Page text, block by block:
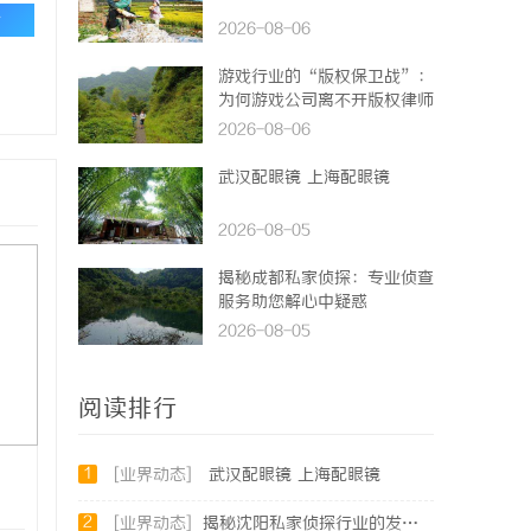
2026-08-06
游戏行业的“版权保卫战”：
为何游戏公司离不开版权律师
2026-08-06
武汉配眼镜 上海配眼镜
2026-08-05
揭秘成都私家侦探：专业侦查
服务助您解心中疑惑
2026-08-05
阅读排行
1 [业界动态] 武汉配眼镜 上海配眼镜
2 [业界动态] 揭秘沈阳私家侦探行业的发展与现实应用